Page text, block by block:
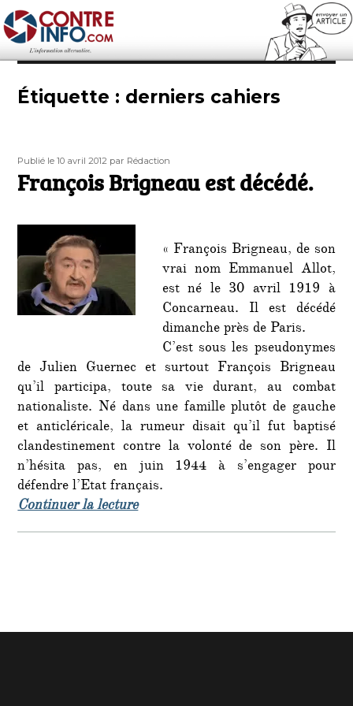
Contre-Info
Étiquette : derniers cahiers
Publié
le
Publié le 10 avril 2012 Auteur
par Rédaction
François Brigneau est décédé.
« François Brigneau, de son
vrai nom Emmanuel Allot,
est né le 30 avril 1919 à
Concarneau. Il est décédé
dimanche près de Paris.
C’est sous les pseudonymes
de Julien Guernec et surtout François Brigneau
qu’il participa, toute sa vie durant, au combat
nationaliste. Né dans une famille plutôt de gauche
et anticléricale, la rumeur disait qu’il fut baptisé
clandestinement contre la volonté de son père. Il
n’hésita pas, en juin 1944 à s’engager pour
défendre l’Etat français.
Continuer la lecturede « François Brigneau est décédé.